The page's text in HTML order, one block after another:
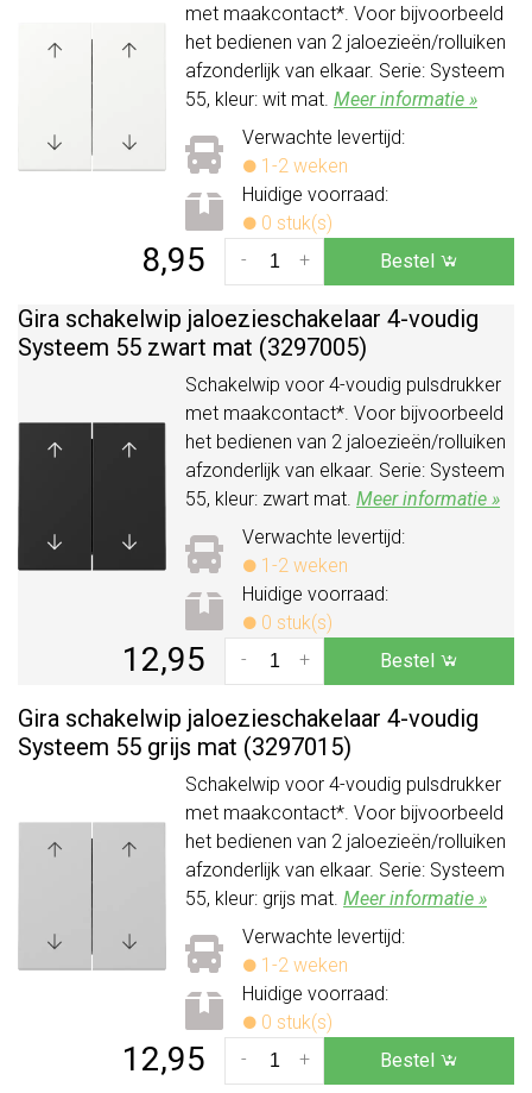
met maakcontact*. Voor bijvoorbeeld
het bedienen van 2 jaloezieën/rolluiken
afzonderlijk van elkaar. Serie: Systeem
55, kleur: wit mat. Meer informatie »
Verwachte levertijd:
1-2 weken
Huidige voorraad:
0 stuk(s)
8,95 +
- Bestel
Gira schakelwip jaloezieschakelaar 4-voudig
Systeem 55 zwart mat (3297005)
Schakelwip voor 4-voudig pulsdrukker
met maakcontact*. Voor bijvoorbeeld
het bedienen van 2 jaloezieën/rolluiken
afzonderlijk van elkaar. Serie: Systeem
55, kleur: zwart mat. Meer informatie »
Verwachte levertijd:
1-2 weken
Huidige voorraad:
0 stuk(s)
12,95 +
- Bestel
Gira schakelwip jaloezieschakelaar 4-voudig
Systeem 55 grijs mat (3297015)
Schakelwip voor 4-voudig pulsdrukker
met maakcontact*. Voor bijvoorbeeld
het bedienen van 2 jaloezieën/rolluiken
afzonderlijk van elkaar. Serie: Systeem
55, kleur: grijs mat. Meer informatie »
Verwachte levertijd:
1-2 weken
Huidige voorraad:
0 stuk(s)
12,95 +
- Bestel